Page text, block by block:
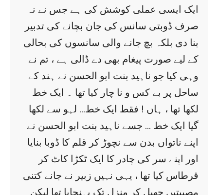
ایک ایسی عملی کوشش کی ہے جس نے نہ
صرف ڈوبتی سانس کی جان بچانے کی تدبیر
بنا دی بلکہ بچ جانے والی سانسوں کی بحالی
کے لیے صورت پیغام بھی دے ڈالی ہے ، تم نے
وہی کیا جو ناہید بنت ابو الحسن نے ہند کے
ساحل پر بے کس و نا چار کیا تھا ۔ ایک خط
لکھا تھا ، ہاں ! فقط ایک خط… لہو سے لکھا
گیا ایک خط … جسے ناہید بنت ابو الحسن نے
اپنے ناتواں بدن سے نچوڑ کر قلم کا ڈوبا بنایا
اور اپنے سر کی چادر کا ایک ٹکڑا کاٹ کر
قرطاس کیا تھا ، یہی نہیں زبیر نے جانے کتنی
مصیبتیں جھیل کر منزل تک پہنچایا تھا لیکن